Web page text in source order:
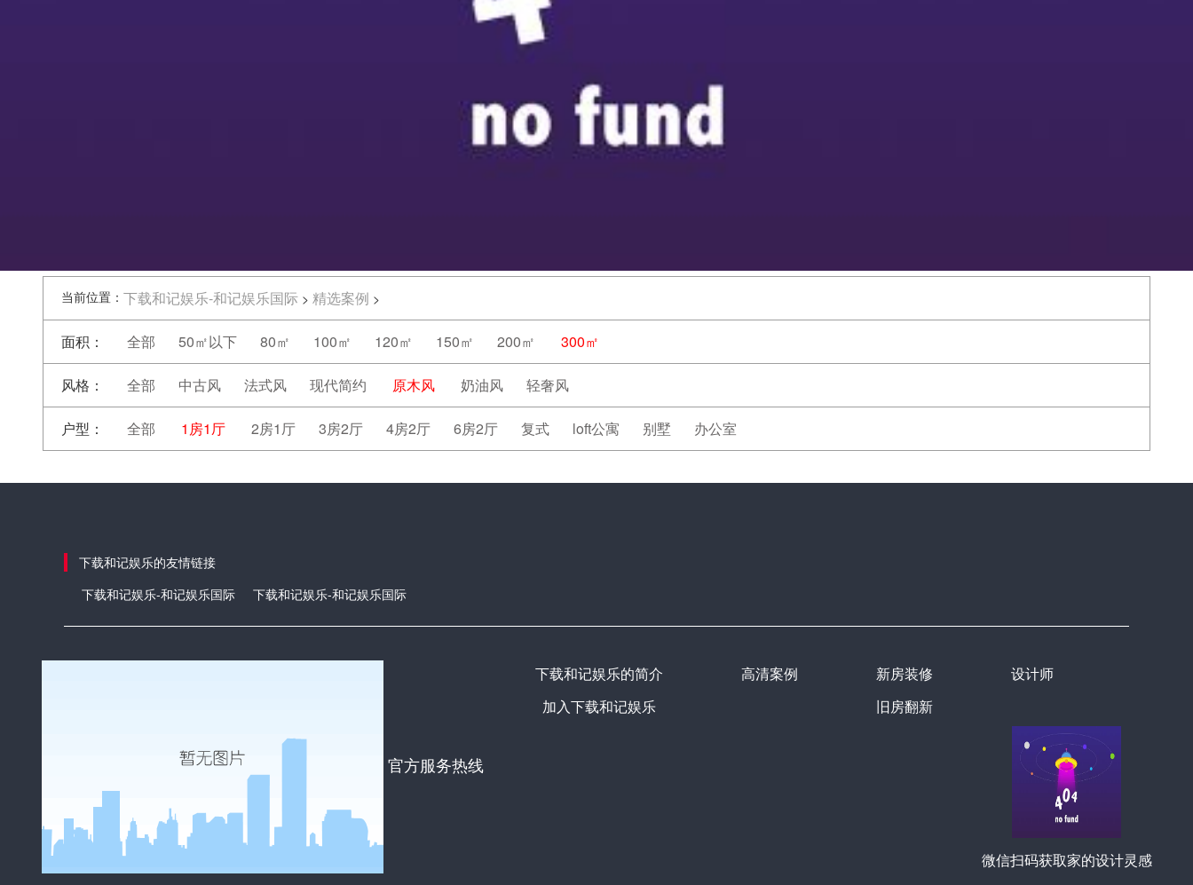
当前位置： 下载和记娱乐-和记娱乐国际 > 精选案例 >
面积： 全部 50㎡以下 80㎡ 100㎡ 120㎡ 150㎡ 200㎡ 300㎡
风格： 全部 中古风 法式风 现代简约 原木风 奶油风 轻奢风
户型： 全部 1房1厅 2房1厅 3房2厅 4房2厅 6房2厅 复式 loft公寓 别墅 办公室
下载和记娱乐的友情链接
下载和记娱乐-和记娱乐国际
下载和记娱乐-和记娱乐国际
官方服务热线
下载和记娱乐的简介
加入下载和记娱乐
高清案例
新房装修
旧房翻新
设计师
微信扫码获取家的设计灵感